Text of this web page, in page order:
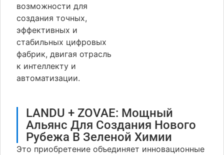
возможности для
создания точных,
эффективных и
стабильных цифровых
фабрик, двигая отрасль
к интеллекту и
автоматизации.
LANDU + ZOVAE: Мощный
Альянс Для Создания Нового
Рубежа В Зеленой Химии
Это приобретение объединяет инновационные